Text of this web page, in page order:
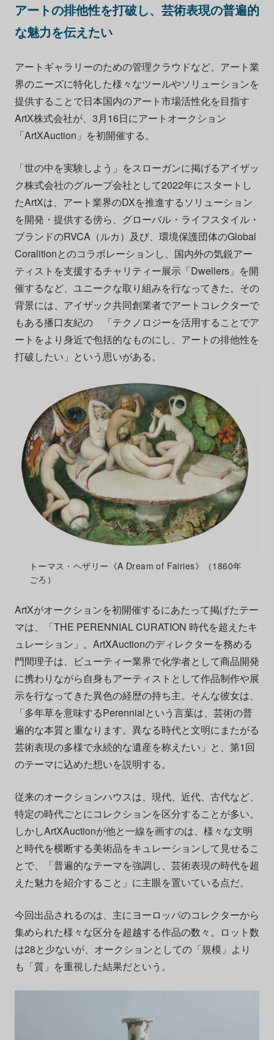
アートの排他性を打破し、芸術表現の普遍的
な魅力を伝えたい
アートギャラリーのための管理クラウドなど、アート業
界のニーズに特化した様々なツールやソリューションを
提供することで日本国内のアート市場活性化を目指す
ArtX株式会社が、 3月16日にアートオークション
「ArtXAuction」を初開催する。
「世の中を実験しよう」をスローガンに掲げるアイザッ
ク株式会社のグループ会社として2022年にスタートし
たArtXは、アート業界のDXを推進するソリューション
を開発・提供する傍ら、グローバル・ライフスタイル・
ブランドのRVCA（ルカ）及び、環境保護団体のGlobal
Coralitionとのコラボレーションし、国内外の気鋭アー
ティストを支援するチャリティー展示「Dwellers」を開
催するなど、ユニークな取り組みを行なってきた。その
背景には、アイザック共同創業者でアートコレクターで
もある播口友紀の 「テクノロジーを活用することでア
ートをより身近で包括的なものにし、アートの排他性を
打破したい」という思いがある。
トーマス・ヘザリー《A Dream of Fairies》（1860年
ごろ）
ArtXがオークションを初開催するにあたって掲げたテー
マは、「THE PERENNIAL CURATION 時代を超えたキ
ュレーション」。ArtXAuctionのディレクターを務める
門間理子は、ビューティー業界で化学者として商品開発
に携わりながら自身もアーティストとして作品制作や展
示を行なってきた異色の経歴の持ち主。そんな彼女は、
「多年草を意味するPerennialという言葉は、 芸術の普
遍的な本質と重なります。異なる時代と文明にまたがる
芸術表現の多様で永続的な遺産を称えたい」と、第1回
のテーマに込めた想いを説明する。
従来のオークションハウスは、現代、近代、古代など、
特定の時代ごとにコレクションを区分することが多い。
しかしArtXAuctionが他と一線を画すのは、様々な文明
と時代を横断する美術品をキュレーションして見せるこ
とで、「普遍的なテーマを強調し、芸術表現の時代を超
えた魅力を紹介すること」に主眼を置いている点だ。
今回出品されるのは、主にヨーロッパのコレクターから
集められた様々な区分を超越する作品の数々。
ロット数
は28と少ないが、オークションとしての「規模」より
も「質」を重視した結果だという。